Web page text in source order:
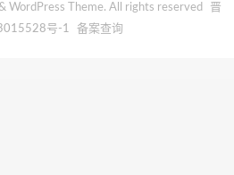
WordPress Theme. All rights reserved
晋
号-1
备案查询